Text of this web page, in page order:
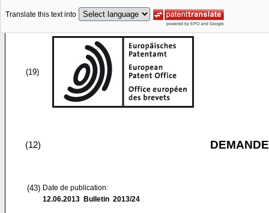
Translate this text into
(19)
(12)
(43) Date de publication:
12.06.2013 Bulletin 2013/24